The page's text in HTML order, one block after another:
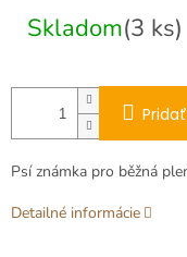
cena:
Skladom(3 ks)
Psí známka pro běžná
Detailné informácie